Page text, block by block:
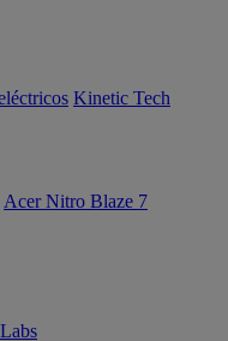
Kinetic Tech
Acer Nitro Blaze 7